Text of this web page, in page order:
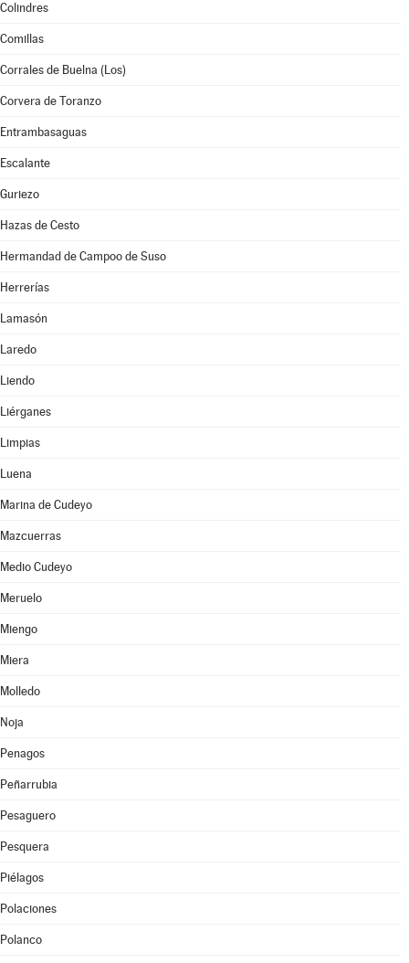
Colindres
Comillas
Corrales de Buelna (Los)
Corvera de Toranzo
Entrambasaguas
Escalante
Guriezo
Hazas de Cesto
Hermandad de Campoo de Suso
Herrerías
Lamasón
Laredo
Liendo
Liérganes
Limpias
Luena
Marina de Cudeyo
Mazcuerras
Medio Cudeyo
Meruelo
Miengo
Miera
Molledo
Noja
Penagos
Peñarrubia
Pesaguero
Pesquera
Piélagos
Polaciones
Polanco